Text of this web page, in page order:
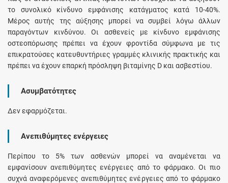
το συνολικό κίνδυνο εμφάνισης κατάγματος κατά 10-40%.
Μέρος αυτής της αύξησης μπορεί να συμβεί λόγω άλλων
παραγόντων κινδύνου. Οι ασθενείς με κίνδυνο εμφάνισης
οστεοπόρωσης πρέπει να έχουν φροντίδα σύμφωνα με τις
επικρατούσες κατευθυντήριες γραμμές κλινικής πρακτικής και
πρέπει να έχουν επαρκή πρόσληψη βιταμίνης D και ασβεστίου.
Ασυμβατότητες
Δεν εφαρμόζεται.
Ανεπιθύμητες ενέργειες
Περίπου το 5% των ασθενών μπορεί να αναμένεται να
εμφανίσουν ανεπιθύμητες ενέργειες από το φάρμακο. Οι πιο
συχνά αναφερόμενες ανεπιθύμητες ενέργειες από το φάρμακο